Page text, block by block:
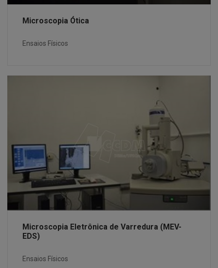
Microscopia Ótica
Ensaios Físicos
Microscopia Eletrônica de Varredura (MEV-
EDS)
Ensaios Físicos